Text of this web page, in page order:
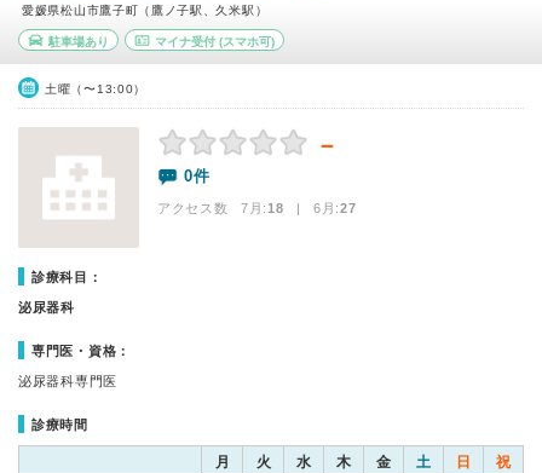
愛媛県松山市鷹子町（鷹ノ子駅、久米駅）
駐車場あり マイナ受付(スマホ可)
土曜（〜13:00）
－
0件
アクセス数 7月:18 | 6月:27
診療科目：
泌尿器科
専門医・資格：
泌尿器科専門医
診療時間
月 火 水 木 金 土 日 祝